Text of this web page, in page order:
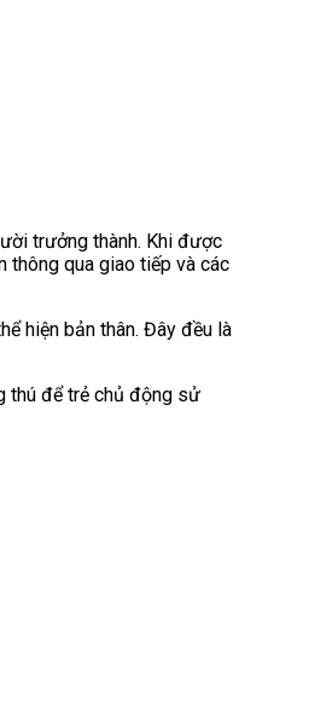
trưởng thành. Khi được
thông qua giao tiếp và các
hiện bản thân. Đây đều là
thú để trẻ chủ động sử